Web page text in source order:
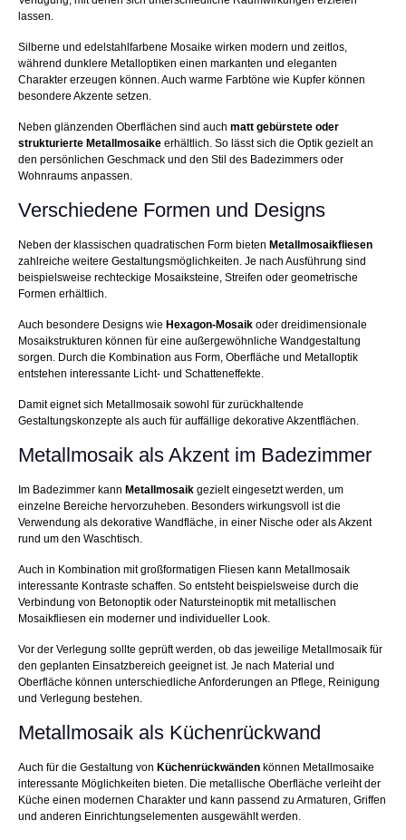
lassen.
Silberne und edelstahlfarbene Mosaike wirken modern und zeitlos,
während dunklere Metalloptiken einen markanten und eleganten
Charakter erzeugen können. Auch warme Farbtöne wie Kupfer können
besondere Akzente setzen.
Neben glänzenden Oberflächen sind auch matt gebürstete oder
strukturierte Metallmosaike erhältlich. So lässt sich die Optik gezielt an
den persönlichen Geschmack und den Stil des Badezimmers oder
Wohnraums anpassen.
Verschiedene Formen und Designs
Neben der klassischen quadratischen Form bieten Metallmosaikfliesen
zahlreiche weitere Gestaltungsmöglichkeiten. Je nach Ausführung sind
beispielsweise rechteckige Mosaiksteine, Streifen oder geometrische
Formen erhältlich.
Auch besondere Designs wie Hexagon-Mosaik oder dreidimensionale
Mosaikstrukturen können für eine außergewöhnliche Wandgestaltung
sorgen. Durch die Kombination aus Form, Oberfläche und Metalloptik
entstehen interessante Licht- und Schatteneffekte.
Damit eignet sich Metallmosaik sowohl für zurückhaltende
Gestaltungskonzepte als auch für auffällige dekorative Akzentflächen.
Metallmosaik als Akzent im Badezimmer
Im Badezimmer kann Metallmosaik gezielt eingesetzt werden, um
einzelne Bereiche hervorzuheben. Besonders wirkungsvoll ist die
Verwendung als dekorative Wandfläche, in einer Nische oder als Akzent
rund um den Waschtisch.
Auch in Kombination mit großformatigen Fliesen kann Metallmosaik
interessante Kontraste schaffen. So entsteht beispielsweise durch die
Verbindung von Betonoptik oder Natursteinoptik mit metallischen
Mosaikfliesen ein moderner und individueller Look.
Vor der Verlegung sollte geprüft werden, ob das jeweilige Metallmosaik für
den geplanten Einsatzbereich geeignet ist. Je nach Material und
Oberfläche können unterschiedliche Anforderungen an Pflege, Reinigung
und Verlegung bestehen.
Metallmosaik als Küchenrückwand
Auch für die Gestaltung von Küchenrückwänden können Metallmosaike
interessante Möglichkeiten bieten. Die metallische Oberfläche verleiht der
Küche einen modernen Charakter und kann passend zu Armaturen, Griffen
und anderen Einrichtungselementen ausgewählt werden.